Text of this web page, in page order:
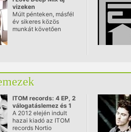
vizeken
Múlt pénteken, másfél
év sikeres közös
munkát követően
ITOM records: 4 EP, 2
válogatáslemez és 1
podcast a nyári
termés
A 2012 elején indult
hazai kiadó az ITOM
records Nortio